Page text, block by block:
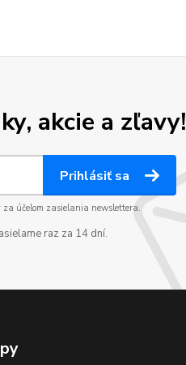
akcie a zľavy!
Prihlásiť sa
za účelom zasielania newslettera.
raz za 14 dní.